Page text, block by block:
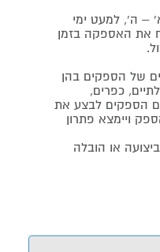
– ה', למעט ימי
את האספקה בזמן
של הספקים בהן
כפרים,
הספקים לבצע את
ויימצא פתרון
או הובלה